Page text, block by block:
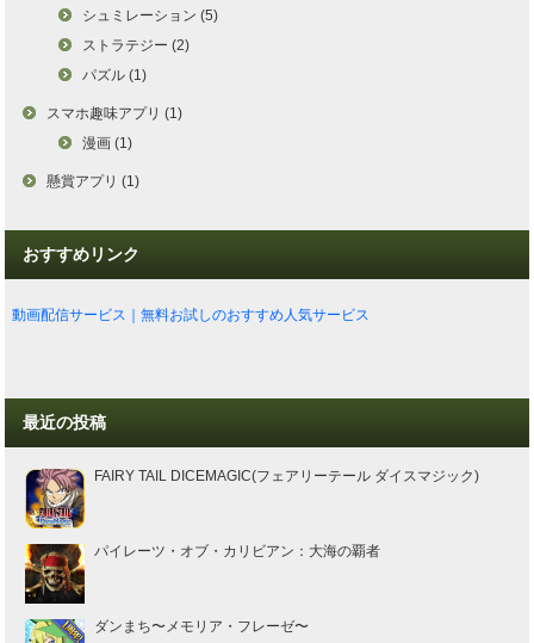
シュミレーション (5)
ストラテジー (2)
パズル (1)
スマホ趣味アプリ (1)
漫画 (1)
懸賞アプリ (1)
おすすめリンク
動画配信サービス｜無料お試しのおすすめ人気サービス
最近の投稿
FAIRY TAIL DICEMAGIC(フェアリーテール ダイスマジック)
パイレーツ・オブ・カリビアン：大海の覇者
ダンまち〜メモリア・フレーゼ〜